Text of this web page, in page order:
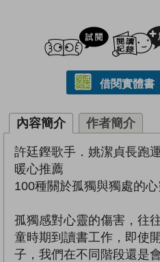
試閲
借閱實體書
內容簡介 作者簡介
許廷鏗歌手．姚潔貞長跑
暖心推薦
100種關於孤獨與獨處的
孤獨感對心靈的傷害，往
童時期到讀書工作，即使
子，我們在不同階段還是